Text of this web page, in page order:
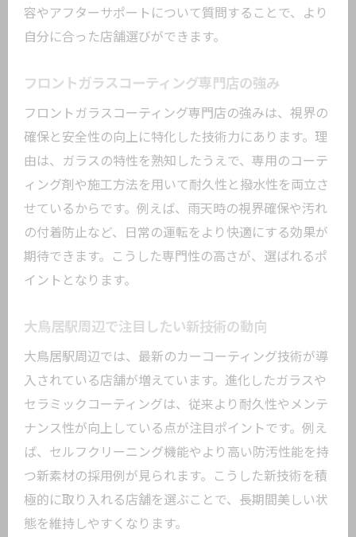
容やアフターサポートについて質問することで、より
自分に合った店舗選びができます。
フロントガラスコーティング専門店の強み
フロントガラスコーティング専門店の強みは、視界の
確保と安全性の向上に特化した技術力にあります。理
由は、ガラスの特性を熟知したうえで、専用のコーテ
ィング剤や施工方法を用いて耐久性と撥水性を両立さ
せているからです。例えば、雨天時の視界確保や汚れ
の付着防止など、日常の運転をより快適にする効果が
期待できます。こうした専門性の高さが、選ばれるポ
イントとなります。
大鳥居駅周辺で注目したい新技術の動向
大鳥居駅周辺では、最新のカーコーティング技術が導
入されている店舗が増えています。進化したガラスや
セラミックコーティングは、従来より耐久性やメンテ
ナンス性が向上している点が注目ポイントです。例え
ば、セルフクリーニング機能やより高い防汚性能を持
つ新素材の採用例が見られます。こうした新技術を積
極的に取り入れる店舗を選ぶことで、長期間美しい状
態を維持しやすくなります。